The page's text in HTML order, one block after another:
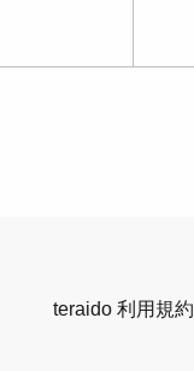
teraido 利用規約